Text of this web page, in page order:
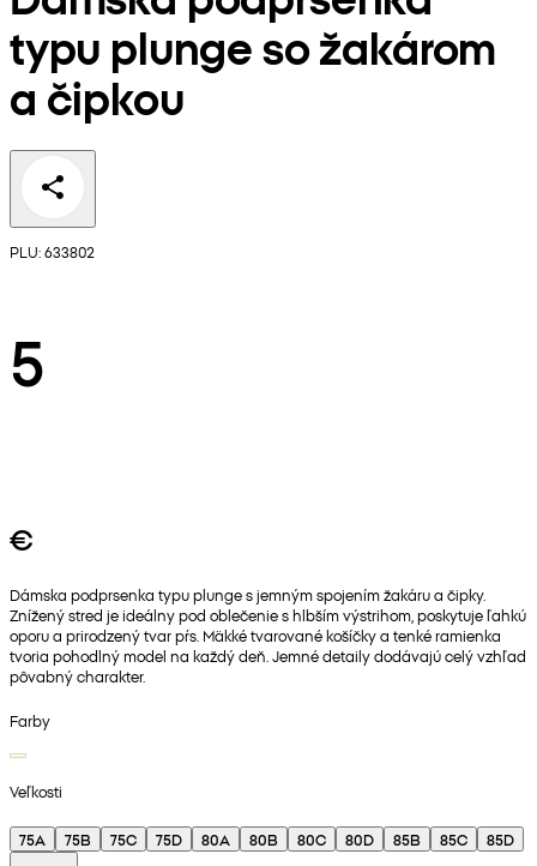
typu plunge so žakárom
a čipkou
PLU: 633802
5
€
Dámska podprsenka typu plunge s jemným spojením žakáru a čipky.
Znížený stred je ideálny pod oblečenie s hlbším výstrihom, poskytuje ľahkú
oporu a prirodzený tvar pŕs. Mäkké tvarované košíčky a tenké ramienka
tvoria pohodlný model na každý deň. Jemné detaily dodávajú celý vzhľad
pôvabný charakter.
Farby
Veľkosti
75A 75B 75C 75D 80A 80B 80C 80D 85B 85C
85D